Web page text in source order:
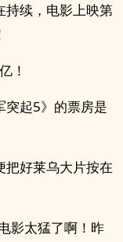
持续，电影上映第
！
突起5》的票房是
把好莱乌大片按在
影太猛了啊！昨